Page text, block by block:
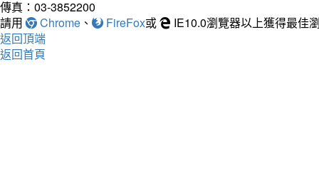
傳真：03-3852200
請用
Chrome 、 FireFox或
IE10.0瀏覽器以上獲得最佳
返回頂端
返回首頁